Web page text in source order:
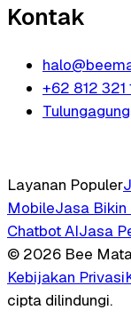
Kontak
+62 812 321
Layanan Populer
MobileJasa Bikin
Chatbot AIJasa
© 2026 Bee Mata
Kebijakan Privasi
cipta dilindungi.